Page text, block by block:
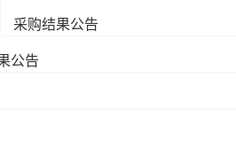
采购结果公告
公告